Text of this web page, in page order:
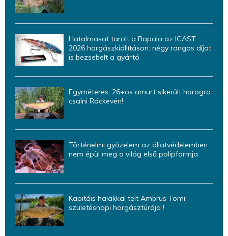
Hatalmasat tarolt a Rapala az ICAST
2026 horgászkiállításon: négy rangos díjat
is bezsebelt a gyártó
Egyméteres, 26+os amurt sikerült horogra
csalni Ráckevén!
Történelmi győzelem az állatvédelemben:
nem épül meg a világ első polipfarmja
Kapitáis halakkal telt Ambrus Tomi
születésnapi horgásztúrája !